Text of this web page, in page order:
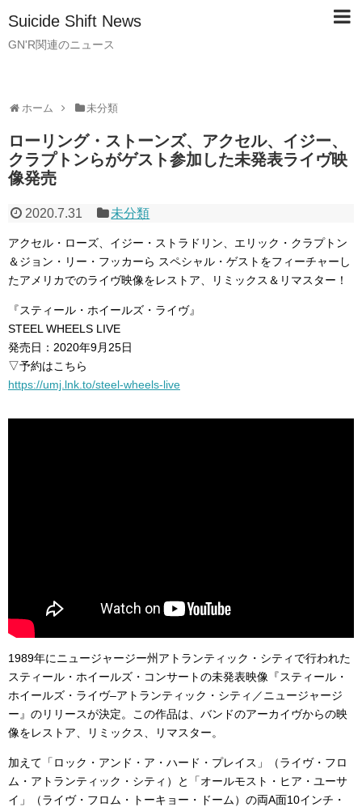
Suicide Shift News
GN'R関連のニュース
ホーム 未分類
ローリング・ストーンズ、アクセル、イジー、
クラプトンらがゲスト参加した未発表ライヴ映
像発売
2020.7.31 未分類
アクセル・ローズ、イジー・ストラドリン、エリック・クラプトン
＆ジョン・リー・フッカーら スペシャル・ゲストをフィーチャーし
たアメリカでのライヴ映像をレストア、リミックス＆リマスター！
『スティール・ホイールズ・ライヴ』
STEEL WHEELS LIVE
発売日：2020年9月25日
▽予約はこちら
https://umj.lnk.to/steel-wheels-live
1989年にニュージャージー州アトランティック・シティで行われた
スティール・ホイールズ・コンサートの未発表映像『スティール・
ホイールズ・ライヴ–アトランティック・シティ／ニュージャージ
ー』のリリースが決定。この作品は、バンドのアーカイヴからの映
像をレストア、リミックス、リマスター。
加えて「ロック・アンド・ア・ハード・プレイス」（ライヴ・フロ
ム・アトランティック・シティ）と「オールモスト・ヒア・ユーサ
イ」（ライヴ・フロム・トーキョー・ドーム）の両A面10インチ・